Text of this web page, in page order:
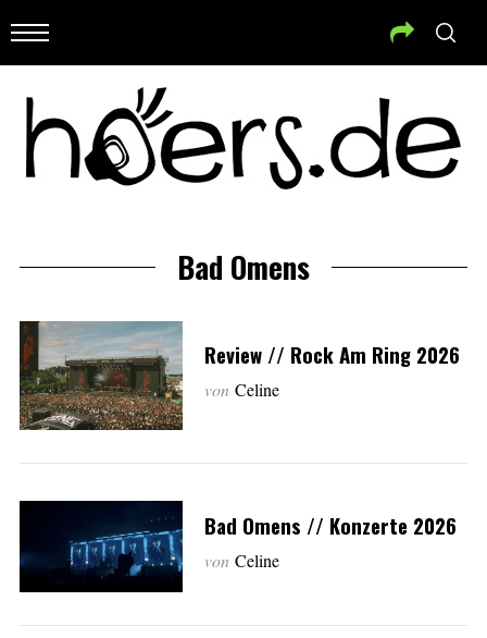
Bad Omens
Review // Rock Am Ring 2026
von Celine
Bad Omens // Konzerte 2026
von Celine